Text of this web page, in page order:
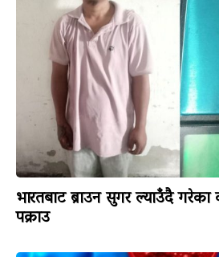
भारतबाट ब्राउन सुगर ल्याउँदै
पक्राउ